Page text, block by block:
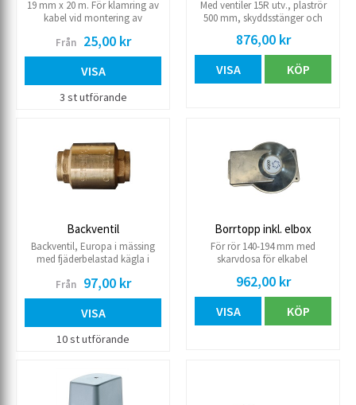
19 mm x 20 m. För klamring av
kabel vid montering av
Från
25,00 kr
VISA
3 st utförande
Med ventiler 15R utv., plaströr
500 mm, skyddsstänger och
Vattenståndställ 500 mm
876,00 kr
VISA KÖP
Backventil
Backventil, Europa i mässing
med fjäderbelastad kägla i
och värme. Oberoende av läge.
Arbetstemperatur:
-20°C/+100°C.
Från 97,00 kr
VISA
10 st utförande
Borrtopp inkl. elbox
För rör 140-194 mm med
skarvdosa för elkabel
962,00 kr
VISA KÖP